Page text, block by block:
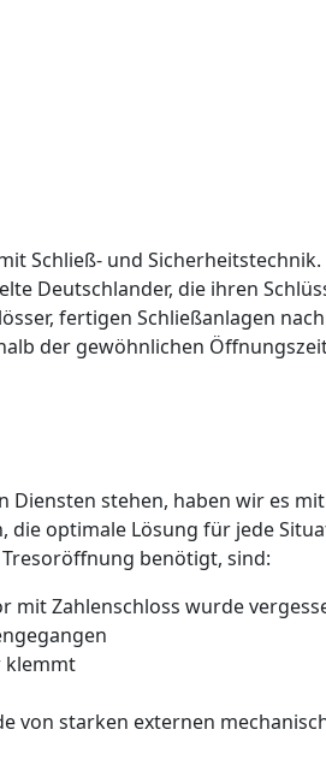
Schließ- und
Deutschlander, die ihren
fertigen Schließanlagen
der gewöhnlichen
Diensten stehen, haben wir es
die optimale Lösung für jede
benötigt, sind:
mit Zahlenschloss wurde
klemmt
von starken externen